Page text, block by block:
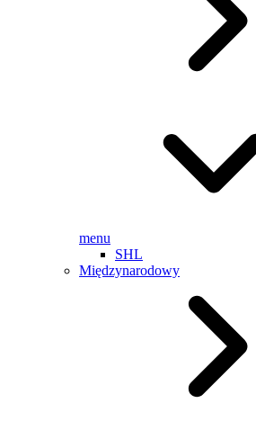
menu
SHL
Międzynarodowy